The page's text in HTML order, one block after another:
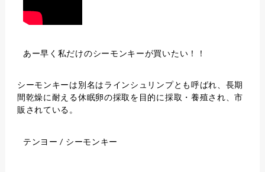
あー早く私だけのシーモンキーが買いたい！！
シーモンキーは別名はラインシュリンプとも呼ばれ、長期
間乾燥に耐える休眠卵の採取を目的に採取・養殖され、市
販されている。
テンヨー / シーモンキー